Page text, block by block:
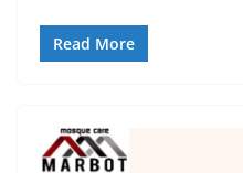
Read More